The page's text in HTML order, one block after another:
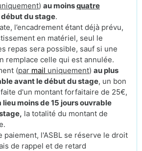
) au moinsquatre
du stage.
l’encadrement étant déjà prévu,
en matériel, seul le
repas sera possible, sauf si une
remplace celle qui est annulée.
(par mail uniquement) au plus
avant le début du stage, un bon
d'un montant forfaitaire de 25€,
lieu moins de 15 jours ouvrable
la totalité du montant de
paiement, l'ASBL se réserve le droit
de rappel et de retard